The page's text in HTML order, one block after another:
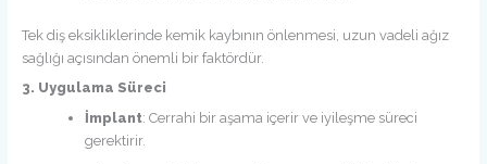
Tek diş eksikliklerinde kemik kaybının önlenmesi, uzun vadeli ağız
sağlığı açısından önemli bir faktördür.
3. Uygulama Süreci
İmplant: Cerrahi bir aşama içerir ve iyileşme süreci
gerektirir.